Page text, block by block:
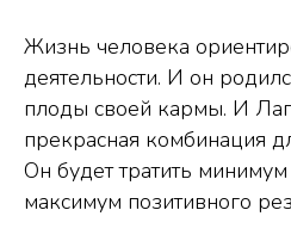
Жизнь человека
деятельности. И он
плоды своей кармы. И
прекрасная комбинация
Он будет тратить
максимум позитивного